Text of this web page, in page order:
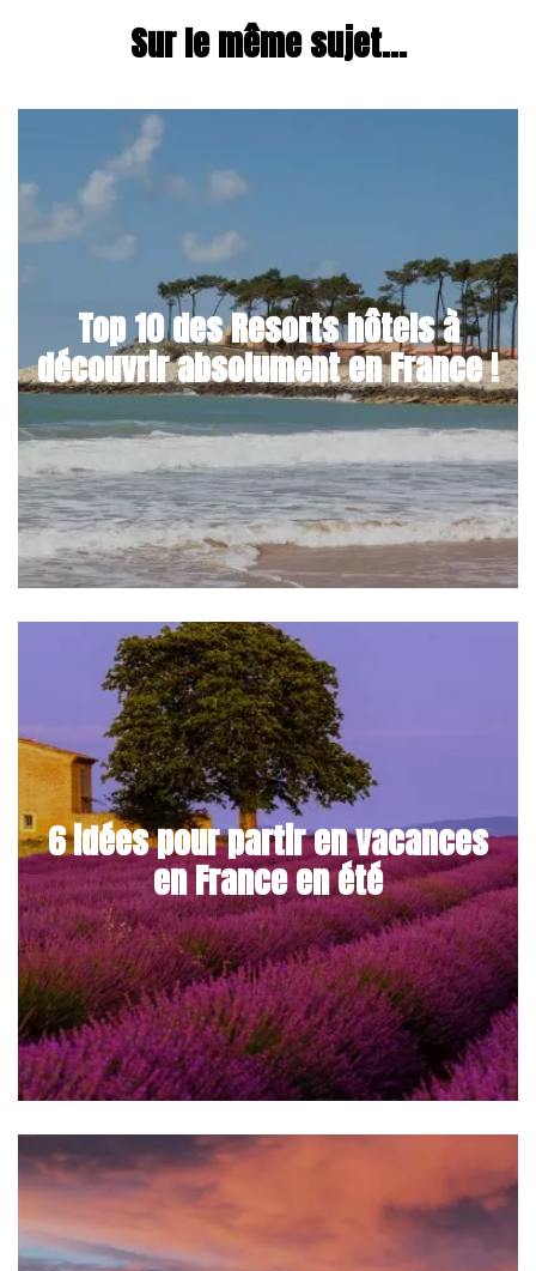
Sur le même sujet...
Top 10 des Resorts hôtels à
découvrir absolument en France !
6 idées pour partir en vacances
en France en été